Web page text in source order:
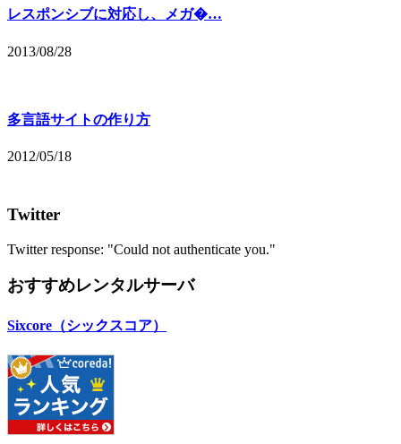
レスポンシブに対応し、メガ�…
2013/08/28
多言語サイトの作り方
2012/05/18
Twitter
Twitter response: "Could not authenticate you."
おすすめレンタルサーバ
Sixcore（シックスコア）